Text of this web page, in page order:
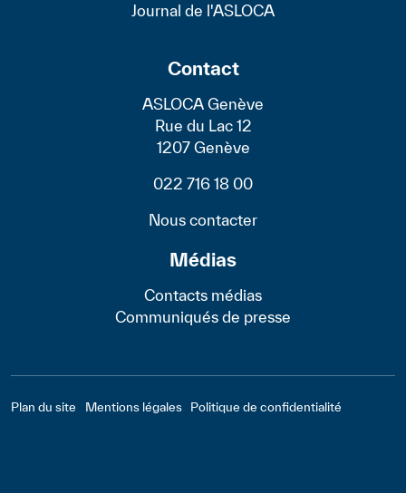
Journal de l'ASLOCA
Contact
ASLOCA Genève
Rue du Lac 12
1207 Genève
022 716 18 00
Nous contacter
Médias
Contacts médias
Communiqués de presse
Footer - Bas
Plan du site Mentions légales Politique de confidentialité